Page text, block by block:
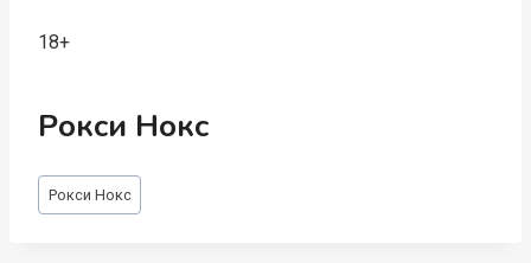
18+
Рокси Нокс
Метки
записи:
Рокси Нокс